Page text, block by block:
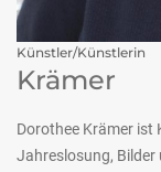
Künstler/Künstlerin
Krämer
Dorothee Krämer ist
Jahreslosung,